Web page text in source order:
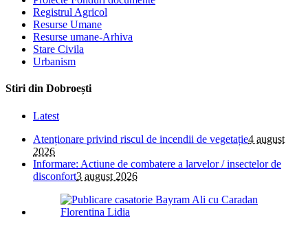
Registrul Agricol
Resurse Umane
Resurse umane-Arhiva
Stare Civila
Urbanism
Stiri din Dobroești
Latest
Atenționare privind riscul de incendii de vegetație4 august
2026
Informare: Actiune de combatere a larvelor / insectelor de
disconfort3 august 2026